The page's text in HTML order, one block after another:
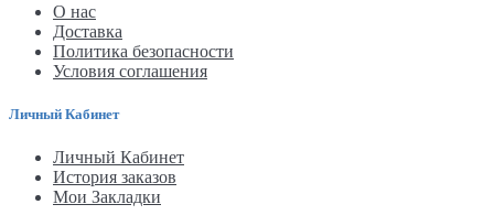
О нас
Доставка
Политика безопасности
Условия соглашения
Личный Кабинет
Личный Кабинет
История заказов
Мои Закладки